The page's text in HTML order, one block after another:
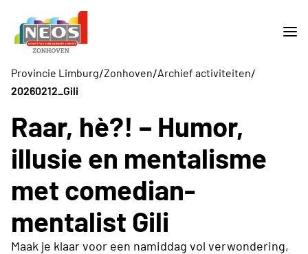
Provincie Limburg/Zonhoven/Archief activiteiten/
20260212_Gili
Raar, hè?! – Humor,
illusie en mentalisme
met comedian-
mentalist Gili
Maak je klaar voor een namiddag vol verwondering,